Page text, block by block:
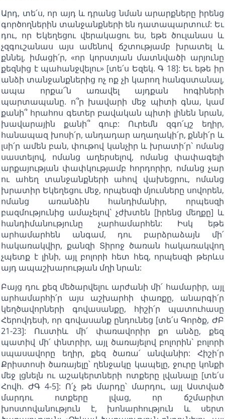
Արդ, տե՛ս, որ այդ և դրանց նման արարքները իրենց
գործողներին տանջանքների են դատապարտում: Եւ
դու, որ Եկեղեցու վերակացու ես, եթե ծուլանաս և
չզգուշանաս այս ամենով ճշտությամբ խրատել և
քննել, իմացի՛ր, «որ կորստյան մատնվածի արյունը
քեզնից է պահանջվելու» [տե՛ս Եզեկ. Գ 18]: Եւ եթե իր
անձի տանջանքներից ոչ ոք չի կարող հանգստանալ,
ապա որքա՜ն առավել այդքան հոգիների
պարտապանը. ո՞ր խավարի մեջ պիտի գնա, կամ
քանի՞ հրահոս գետեր բավական պիտի լինեն նրան,
խավարային քանի՞ գուբ: Ուրեմն զգո՛ւյշ եղիր,
հանապազ խոսի՛ր, անդադար աղաղակի՛ր, քննի՛ր և
լսի՛ր ամեն բան, փութով կանչիր և խրատի՛ր` ոմանց
սաստելով, ոմանց աղերսելով, ոմանց փափագելի
արքայության փափկությամբ հորդորիր, ոմանց չար
ու ահեղ տանջանքների ահով վախեցրու, ոմանց
խրատիր Եկեղեցու մեջ, որպեսզի մյուսները սովորեն,
ոմանց առանձին հանդիմանիր, որպեսզի
բազմությունից ամաչելով` չժխտեն [իրենց մեղքը] և
հանդիմանությունը չարհամարհեն: Իսկ եթե
արհամարհեն անգամ, դու բարձրաձայն մի՛
հակառակվիր, քանզի Տիրոջ ծառան հակառակվող
չպետք է լինի, այլ բոլորի հետ հեզ, որպեսզի թերևս
այդ ապաշխարության մղի նրան:
Բայց դու քեզ մեծարվելու արժանի մի՛ համարիր, այլ
արհամարհի՛ր այս աշխարհի փառքը, անարգի՛ր
կեղծավորների գովասանքը, հիշի՛ր պատուհասը
Հերովդեսի, որ գովասանք ընդունեց [տե՛ս Գործք, ԺԲ
21-23]: Ուստիև մի՛ փառավորիր քո անձը, քեզ
պատիվ մի՛ փնտրիր, այլ ծառայելով բոլորին` բոլորի
սպասավորը եղիր, քեզ ծառա՛ անվանիր: Հիշի՛ր
Քրիստոսի ծառայելը՝ ղենջակը կապելը, ջուրը կոնքի
մեջ լցնելն ու աշակերտների ոտքերը լվանալը [տե՛ս
Հովհ. ԺԳ 4-5]: Ո՛չ թե մարդը՝ մարդու, այլ Աստված
մարդու ոտքերը լվաց, որ ճշմարիտ
խոստովանություն է, խոնարհություն և սերտ